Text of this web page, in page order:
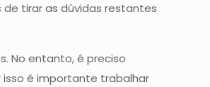
tirar as dúvidas restantes
No entanto, é preciso
isso é importante trabalhar